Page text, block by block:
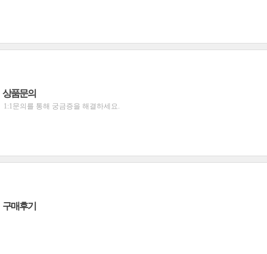
상품문의
1:1문의를 통해 궁금증을 해결하세요.
구매후기